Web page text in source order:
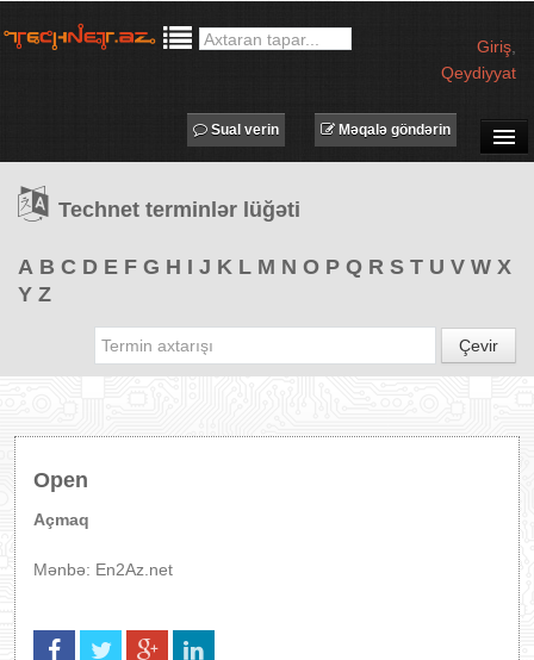
Giriş
Qeydiyyat
TƏDBİRLƏR
PROQRAMLAR
Məqalə göndərin
Sual verin
Technet terminlər lüğəti
A B C D E F G H I J K L M N O P Q R S T U V W X
Y Z
Çevir
Open
Açmaq
Mənbə: En2Az.net